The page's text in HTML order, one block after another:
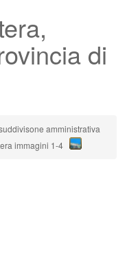
,
di
amministrativa
immagini 1-4